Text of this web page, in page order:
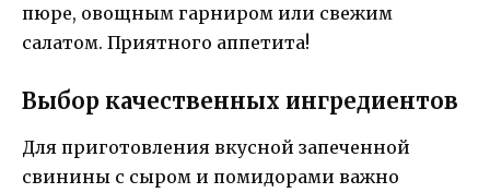
пюре, овощным гарниром или свежим
салатом. Приятного аппетита!
Выбор качественных ингредиентов
Для приготовления вкусной запеченной
свинины с сыром и помидорами важно